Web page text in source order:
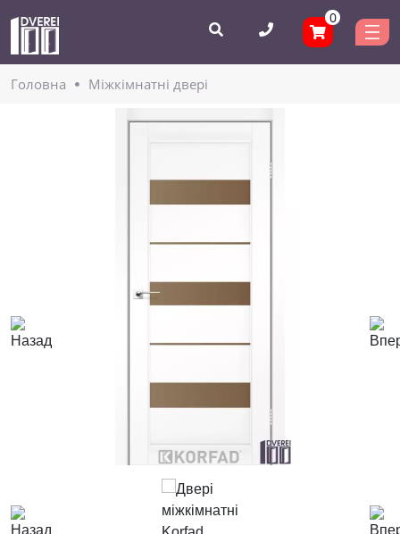
0
Головнa Міжкімнатні двері